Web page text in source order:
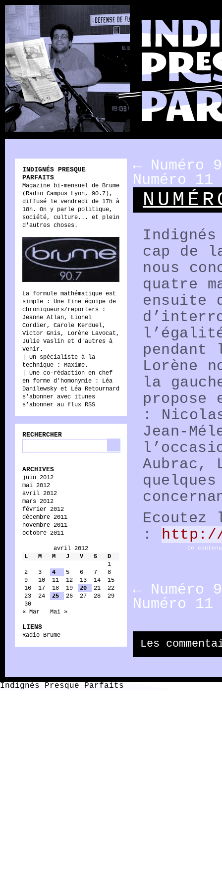
← Numéro 9
Numéro 11
cap de
nous
quatre
ensuite
pendant
Lorène
la
propose
:
Jean-
Aubrac,
: http://
Ce
← Numéro 9
Numéro 11
Les
INDIGNÉS PRESQUE
PARFAITS
Magazine bi-mensuel de Brume
(Radio Campus Lyon, 90.7),
diffusé le vendredi de 17h à
18h. On y parle politique,
société, culture... et plein
d'autres choses.
Brume
La formule mathématique est
simple : Une fine équipe de
chroniqueurs/reporters :
Jeanne Atlan, Lionel
Cordier, Carole Kerduel,
Victor Gnis, Lorène Lavocat,
Julie Vaslin et d'autres à
venir.
| Un spécialiste à la
technique : Maxime.
| Une co-rédaction en chef
en forme d'homonymie : Léa
Danilewsky et Léa Retournard
s’abonner avec itunes
s’abonner au flux RSS
RECHERCHER
ARCHIVES
juin 2012
mai 2012
avril 2012
mars 2012
février 2012
décembre 2011
novembre 2011
octobre 2011
avril 2012
L
M M J V S
D
1
2
3 4 5 6 7
8
9
10 11 12 13 14
15
16
17 18 19 20 21
22
23
24 25 26 27 28
29
30
« Mar
Mai »
LIENS
Radio Brume
Indignés Presque Parfaits